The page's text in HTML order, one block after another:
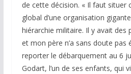
de cette décision. « Il faut situer
global d’une organisation
hiérarchie militaire. Il y avait des
et mon père n’a sans doute pas
reporter le débarquement au 6
Godart, l’un de ses enfants, qui